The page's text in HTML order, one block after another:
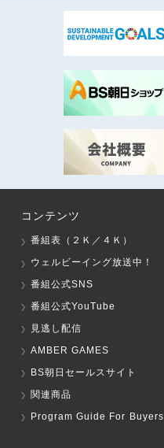
コンテンツ
番組表（２Ｋ／４Ｋ）
ウェルビーイング放送中！
番組公式SNS
番組公式YouTube
見逃し配信
AMBER GAMES
BS朝日セールスサイト
関連商品
Program Guide For Buyers